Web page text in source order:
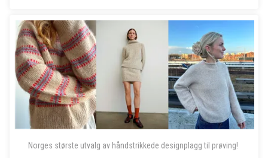
Norges største utvalg av håndstrikkede designplagg til prøving!